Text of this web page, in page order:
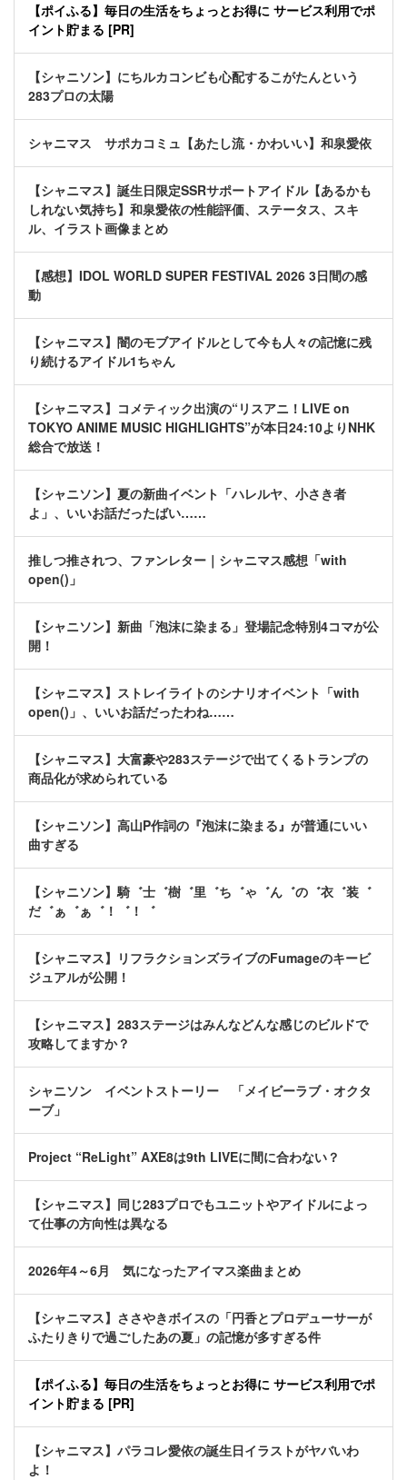
【ポイふる】毎日の生活をちょっとお得に サービス利用でポ
イント貯まる [PR]
【シャニソン】にちルカコンビも心配するこがたんという
283プロの太陽
シャニマス サポカコミュ【あたし流・かわいい】和泉愛依
【シャニマス】誕生日限定SSRサポートアイドル【あるかも
しれない気持ち】和泉愛依の性能評価、ステータス、スキ
ル、イラスト画像まとめ
【感想】IDOL WORLD SUPER FESTIVAL 2026 3日間の感
動
【シャニマス】闇のモブアイドルとして今も人々の記憶に残
り続けるアイドル1ちゃん
【シャニマス】コメティック出演の“リスアニ！LIVE on
TOKYO ANIME MUSIC HIGHLIGHTS”が本日24:10よりNHK
総合で放送！
【シャニソン】夏の新曲イベント「ハレルヤ、小さき者
よ」、いいお話だったばい……
推しつ推されつ、ファンレター｜シャニマス感想「with
open()」
【シャニソン】新曲「泡沫に染まる」登場記念特別4コマが公
開！
【シャニマス】ストレイライトのシナリオイベント「with
open()」、いいお話だったわね……
【シャニマス】大富豪や283ステージで出てくるトランプの
商品化が求められている
【シャニソン】高山P作詞の『泡沫に染まる』が普通にいい
曲すぎる
【シャニソン】騎゛士゛樹゛里゛ち゛ゃ゛ん゛の゛衣゛装゛
だ゛ぁ゛ぁ゛！゛！゛
【シャニマス】リフラクションズライブのFumageのキービ
ジュアルが公開！
【シャニマス】283ステージはみんなどんな感じのビルドで
攻略してますか？
シャニソン イベントストーリー 「メイビーラブ・オクタ
ーブ」
Project “ReLight” AXE8は9th LIVEに間に合わない？
【シャニマス】同じ283プロでもユニットやアイドルによっ
て仕事の方向性は異なる
2026年4～6月 気になったアイマス楽曲まとめ
【シャニマス】ささやきボイスの「円香とプロデューサーが
ふたりきりで過ごしたあの夏」の記憶が多すぎる件
【ポイふる】毎日の生活をちょっとお得に サービス利用でポ
イント貯まる [PR]
【シャニマス】パラコレ愛依の誕生日イラストがヤバいわ
よ！